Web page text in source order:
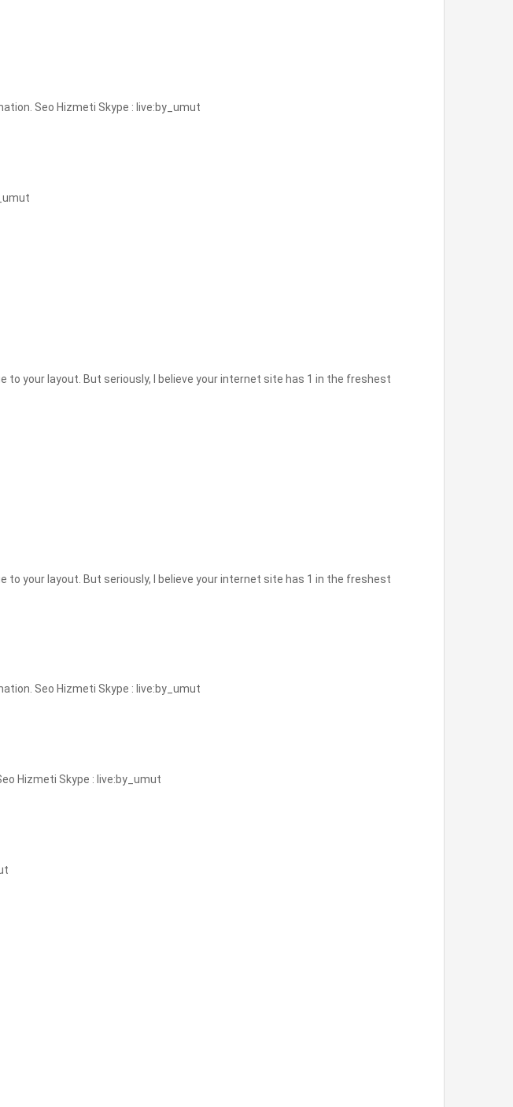
Seo Hizmeti Skype : live:by_umut
to your layout. But seriously, I believe your internet site has 1 in the freshest
to your layout. But seriously, I believe your internet site has 1 in the freshest
Seo Hizmeti Skype : live:by_umut
Hizmeti Skype : live:by_umut